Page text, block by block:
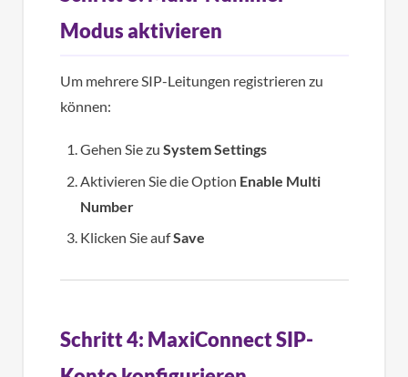
Modus aktivieren
Um mehrere SIP-Leitungen registrieren zu
können:
Gehen Sie zu System Settings
Aktivieren Sie die Option Enable Multi
Number
Klicken Sie aufSave
Schritt 4: MaxiConnect SIP-